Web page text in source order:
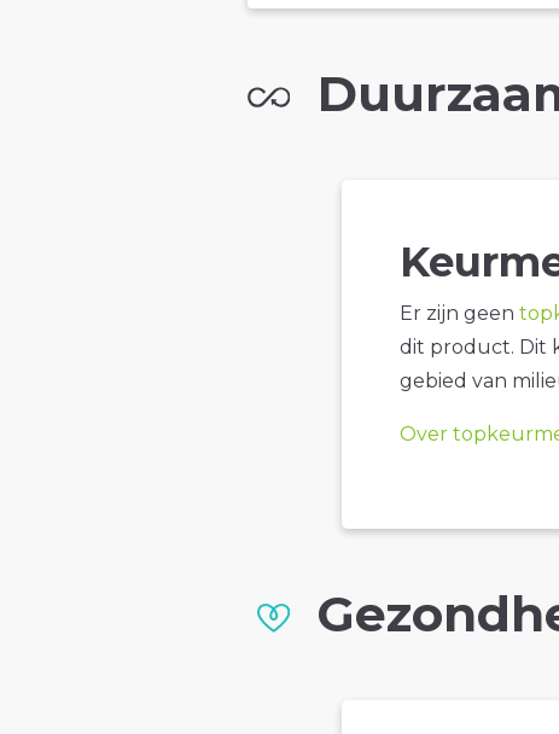
Er zijn geen
dit product. Dit
gebied van
Over